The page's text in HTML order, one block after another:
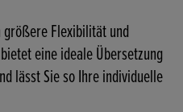
größere Flexibilität und
eine ideale Übersetzung
lässt Sie so Ihre individuelle